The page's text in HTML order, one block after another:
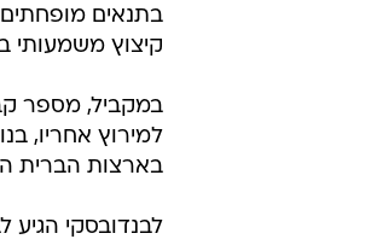
בתנאים מופחתים
קיצוץ משמעותי
במקביל, מספר
בארצות הברית